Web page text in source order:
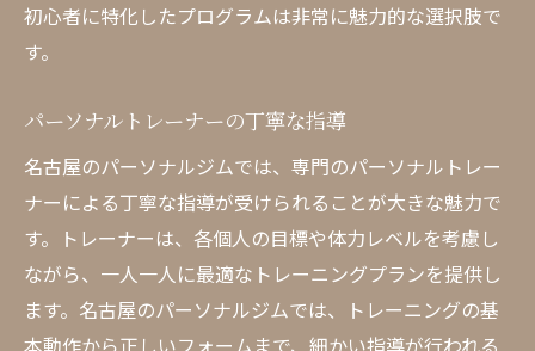
初心者に特化したプログラムは非常に魅力的な選択肢で
す。
パーソナルトレーナーの丁寧な指導
名古屋のパーソナルジムでは、専門のパーソナルトレー
ナーによる丁寧な指導が受けられることが大きな魅力で
す。トレーナーは、各個人の目標や体力レベルを考慮し
ながら、一人一人に最適なトレーニングプランを提供し
ます。名古屋のパーソナルジムでは、トレーニングの基
本動作から正しいフォームまで、細かい指導が行われる